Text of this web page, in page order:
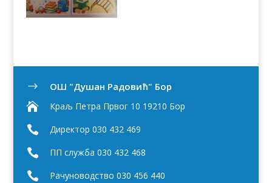
$
OШ "Душан Радовић" Бор

Краљ Петра Првог 10 19210 Бор
 Директор 030 432 469
 ПП служба 030 432 468
 Рачуноводство 030 456 440